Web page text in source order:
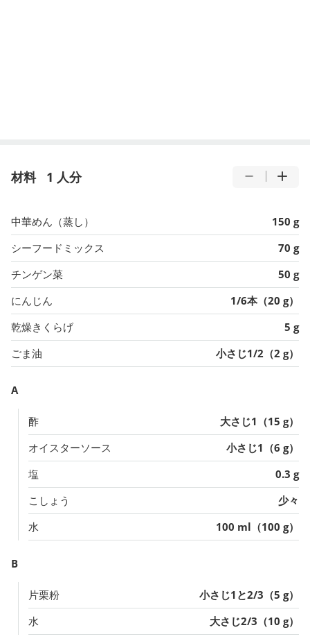
材料 1 人分
中華めん（蒸し）
150 g
シーフードミックス
70 g
チンゲン菜
50 g
にんじん
1/6本（20 g）
乾燥きくらげ
5 g
ごま油
小さじ1/2（2 g）
A
酢
大さじ1（15 g）
オイスターソース
小さじ1（6 g）
塩
0.3 g
こしょう
少々
水
100 ml（100 g）
B
片栗粉
小さじ1と2/3（5 g）
水
大さじ2/3（10 g）